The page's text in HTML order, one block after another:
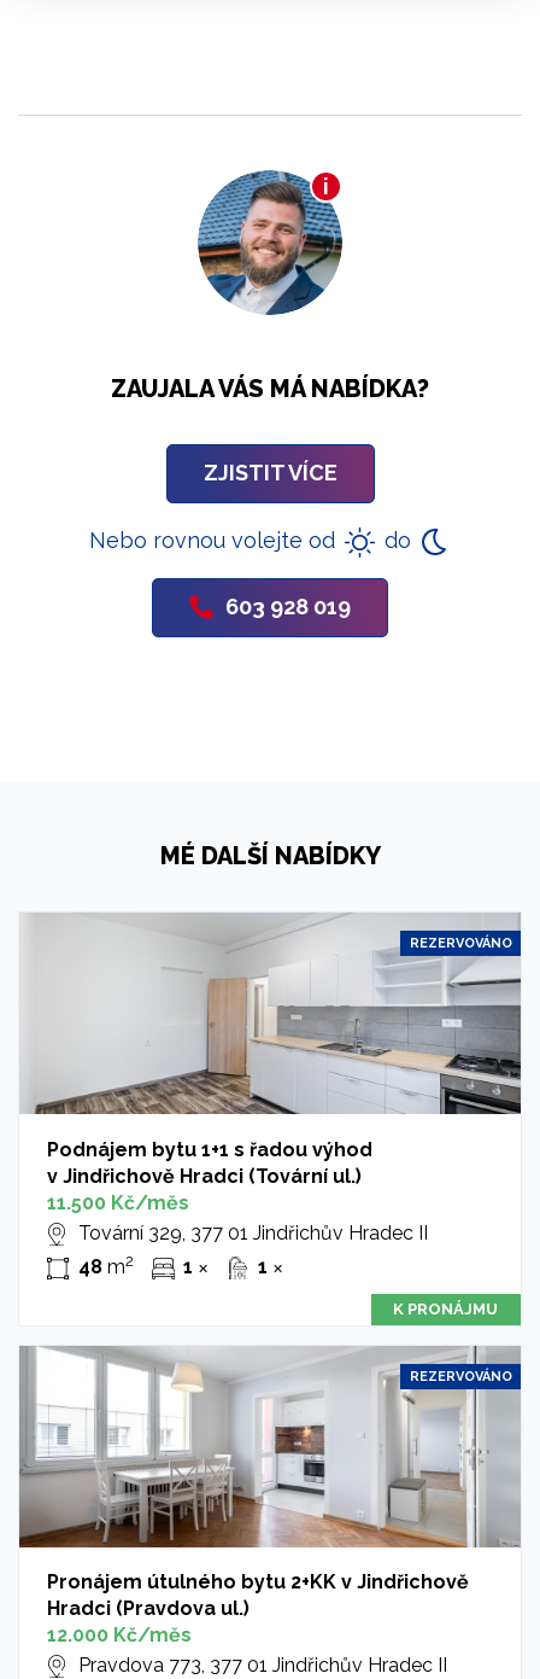
ZAUJALA VÁS MÁ NABÍDKA?
ZJISTIT VÍCE
Nebo rovnou volejte od do
603 928 019
MÉ DALŠÍ NABÍDKY
REZERVOVÁNO
Podnájem bytu 1+1 s řadou výhod
v Jindřichově Hradci (Tovární ul.)
11.500 Kč/měs
Tovární 329, 377 01 Jindřichův Hradec II
48m2 1 ✕ 1 ✕
K PRONÁJMU
REZERVOVÁNO
Pronájem útulného bytu 2+KK v Jindřichově
Hradci (Pravdova ul.)
12.000 Kč/měs
Pravdova 773, 377 01 Jindřichův Hradec II